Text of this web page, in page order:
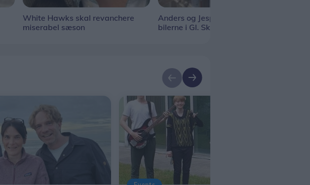
White Hawks skal revanchere
miserabel sæson
Anders og Jesper holder øje med
bilerne i Gl. Skagen